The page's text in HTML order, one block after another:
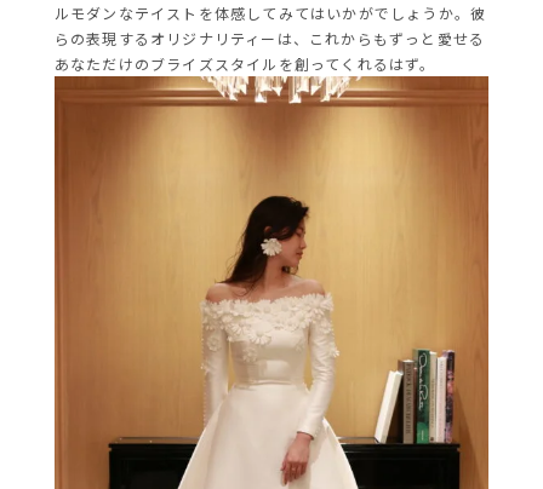
ルモダンなテイストを体感してみてはいかがでしょうか。彼
らの表現するオリジナリティーは、これからもずっと愛せる
あなただけのブライズスタイルを創ってくれるはず。